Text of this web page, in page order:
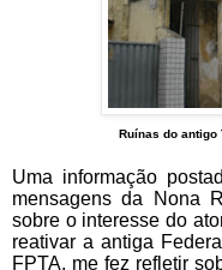
Ruínas do antigo
Uma informação
mensagens da Nona
sobre o interesse do
reativar a antiga
FPTA, me fez refletir